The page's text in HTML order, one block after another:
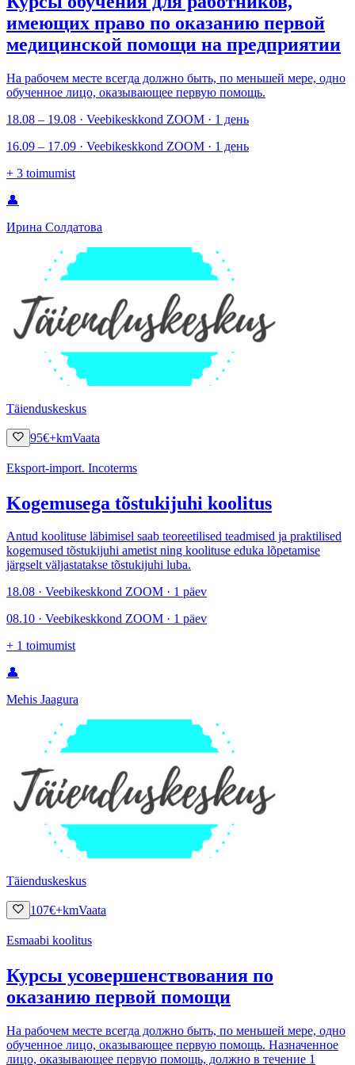
имеющих право по оказанию первой
медицинской помощи на предприятии
На рабочем месте всегда должно быть, по меньшей мере, одно
обученное лицо, оказывающее первую помощь.
18.08 – 19.08 · Veebikeskkond ZOOM · 1 день
16.09 – 17.09 · Veebikeskkond ZOOM · 1 день
+ 3 toimumist
👤
Ирина Солдатова
Täienduskeskus
95€+kmVaata
Eksport-import. Incoterms
Kogemusega tõstukijuhi koolitus
Antud koolituse läbimisel saab teoreetilised teadmised ja praktilised
kogemused tõstukijuhi ametist ning koolituse eduka lõpetamise
järgselt väljastatakse tõstukijuhi luba.
18.08 · Veebikeskkond ZOOM · 1 päev
08.10 · Veebikeskkond ZOOM · 1 päev
+ 1 toimumist
👤
Mehis Jaagura
Täienduskeskus
107€+kmVaata
Esmaabi koolitus
Курсы усовершенствования по
оказанию первой помощи
На рабочем месте всегда должно быть, по меньшей мере, одно
обученное лицо, оказывающее первую помощь. Назначенное
лицо, оказывающее первую помощь, должно в течение 1